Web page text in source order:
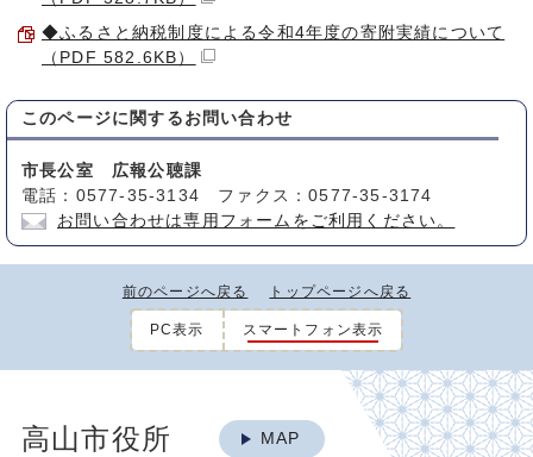
◆ふるさと納税制度による令和4年度の寄附実績について
（PDF 582.6KB）
このページに関する お問い合わせ
市長公室 広報公聴課
電話：0577-35-3134 ファクス：0577-35-3174
お問い合わせは専用フォームをご利用ください。
前のページへ戻る トップページへ戻る
PC表示 スマートフォン表示
高山市役所 MAP